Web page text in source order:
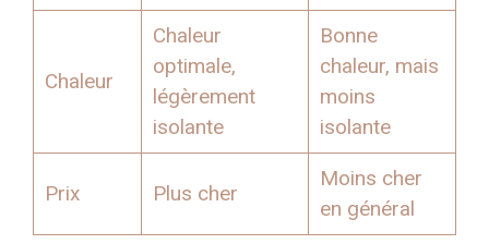
Chaleur
Chaleur
optimale,
légèrement
isolante
Bonne
chaleur, mais
moins
isolante
Prix Plus cher
Moins cher
en général